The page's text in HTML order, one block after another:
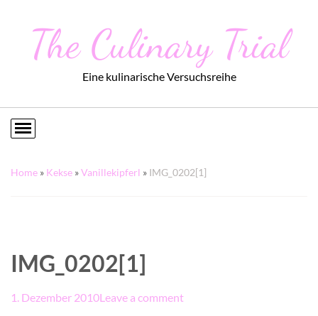
The Culinary Trial
Eine kulinarische Versuchsreihe
Home » Kekse »Vanillekipferl » IMG_0202[1]
IMG_0202[1]
1. Dezember 2010Leave a comment